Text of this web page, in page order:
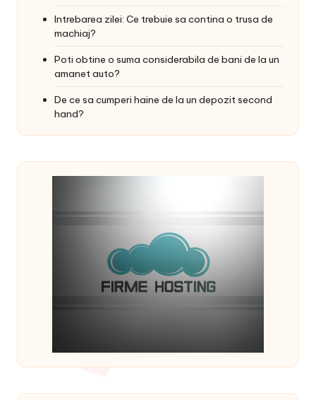
Intrebarea zilei: Ce trebuie sa contina o trusa de
machiaj?
Poti obtine o suma considerabila de bani de la un
amanet auto?
De ce sa cumperi haine de la un depozit second
hand?